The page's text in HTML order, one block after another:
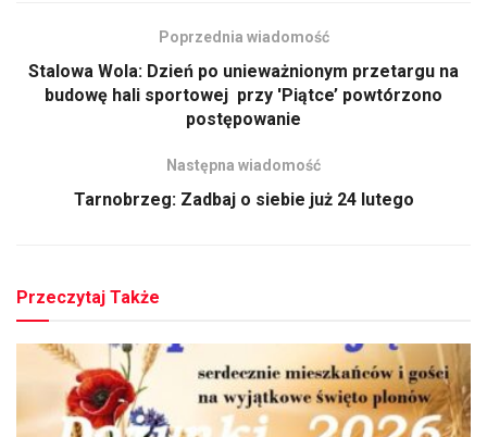
Poprzednia wiadomość
Stalowa Wola: Dzień po unieważnionym przetargu na
budowę hali sportowej przy 'Piątce’ powtórzono
postępowanie
Następna wiadomość
Tarnobrzeg: Zadbaj o siebie już 24 lutego
Przeczytaj Także